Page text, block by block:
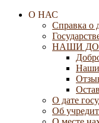
О НАС
Справка о
НАШИ
Наши
О дате
Об